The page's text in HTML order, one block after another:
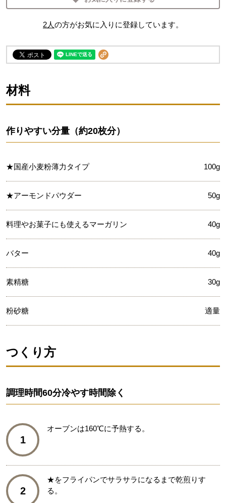
2人の方がお気に入りに登録しています。
材料
作りやすい分量（約20枚分）
★国産小麦粉薄力タイプ 100g
★アーモンドパウダー 50g
料理やお菓子にも使えるマーガリン 40g
バター 40g
素精糖 30g
粉砂糖 適量
つくり方
調理時間60分冷やす時間除く
1
オーブンは160℃に予熱する。
2
★をフライパンでサラサラになるまで乾煎りす
る。